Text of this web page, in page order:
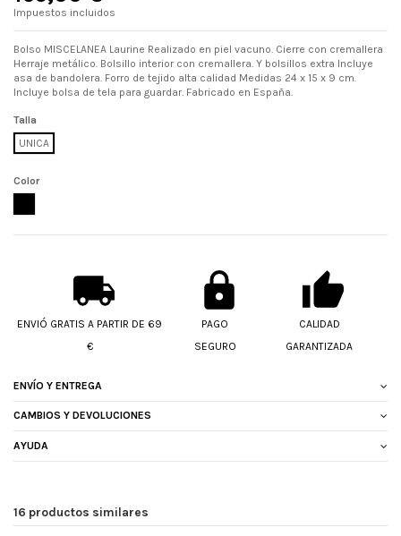
Impuestos incluidos
Bolso MISCELANEA Laurine Realizado en piel vacuno. Cierre con cremallera
Herraje metálico. Bolsillo interior con cremallera. Y bolsillos extra Incluye
asa de bandolera. Forro de tejido alta calidad Medidas 24 x 15 x 9 cm.
Incluye bolsa de tela para guardar. Fabricado en España.
Talla
UNICA
Color
ENVIÓ GRATIS A PARTIR DE 69
€
PAGO
SEGURO
CALIDAD
GARANTIZADA
ENVÍO Y ENTREGA
CAMBIOS Y DEVOLUCIONES
AYUDA
16 productos similares